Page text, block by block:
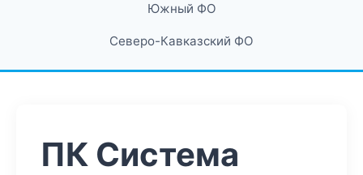
Южный ФО
Северо-Кавказский ФО
ПК Система